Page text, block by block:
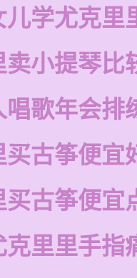
儿学尤克里
卖小提琴比
唱歌年会排
买古筝便宜
买古筝便宜
克里里手指